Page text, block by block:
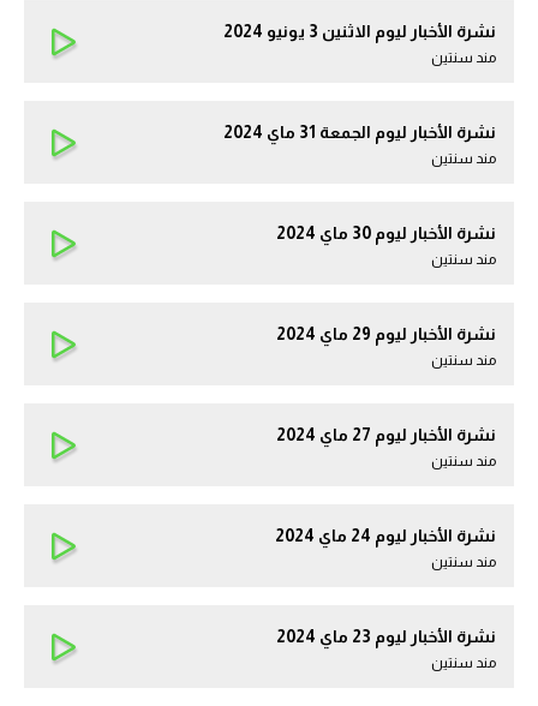
نشرة الأخبار ليوم الاثنين 3 يونيو 2024
مند سنتين
نشرة الأخبار ليوم الجمعة 31 ماي 2024
مند سنتين
نشرة الأخبار ليوم 30 ماي 2024
مند سنتين
نشرة الأخبار ليوم 29 ماي 2024
مند سنتين
نشرة الأخبار ليوم 27 ماي 2024
مند سنتين
نشرة الأخبار ليوم 24 ماي 2024
مند سنتين
نشرة الأخبار ليوم 23 ماي 2024
مند سنتين